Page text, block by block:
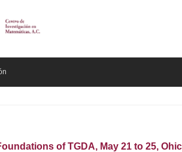
of TGDA, May 21 to 25,